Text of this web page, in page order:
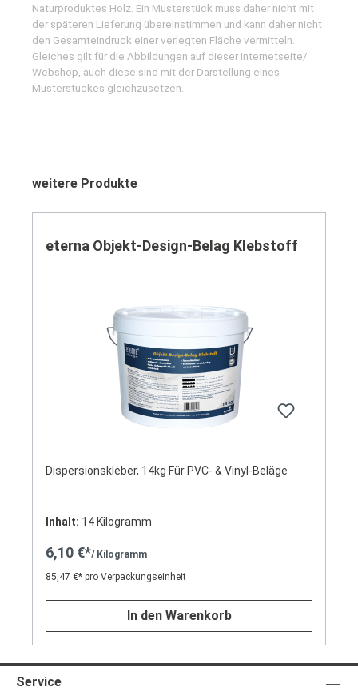
Naturproduktes Holz. Ein Musterstück muss daher nicht mit
der späteren Lieferung übereinstimmen und kann daher nicht
den Gesamteindruck einer verlegten Fläche vermitteln.
Gleiches gilt für die Abbildungen auf dieser Internetseite/
Webshop, auch diese sind mit der Darstellung eines
Musterstückes gleichzusetzen.
Produktgalerie überspringen
weitere Produkte
eterna Objekt-Design-Belag Klebstoff
Dispersionskleber, 14kg Für PVC- & Vinyl-Beläge
Inhalt: 14 Kilogramm
6,10 €*/ Kilogramm
85,47 €* pro Verpackungseinheit
In den Warenkorb
Service